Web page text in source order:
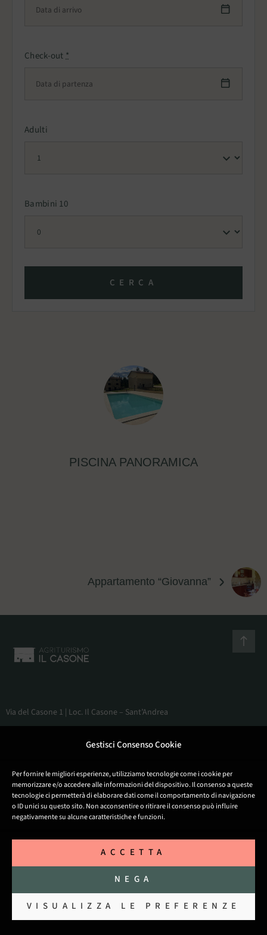
Gestisci Consenso Cookie
Per fornire le migliori esperienze, utilizziamo tecnologie come i cookie per
memorizzare e/o accedere alle informazioni del dispositivo. Il consenso a queste
tecnologie ci permetterà di elaborare dati come il comportamento di navigazione
o ID unici su questo sito. Non acconsentire o ritirare il consenso può influire
negativamente su alcune caratteristiche e funzioni.
ACCETTA
NEGA
VISUALIZZA LE PREFERENZE
Check-out*
Adulti
Bambini 10
PISCINA PANORAMICA
Appartamento “Giovanna”
Via del Casone 1 | Loc. Il Casone – Sant’Andrea
Appartamenti
Privacy Policy
Cookie Policy (UE)
Il Casone Società Agricola Società Semplice | Numero di